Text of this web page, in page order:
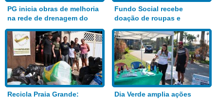
PG inicia obras de melhoria
na rede de drenagem do
Bairro Aviação
Fundo Social recebe
doação de roupas e
alimentos
Recicla Praia Grande:
Dia Verde amplia ações